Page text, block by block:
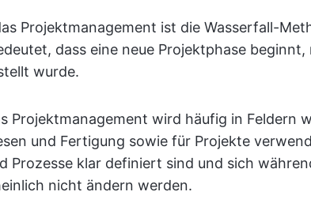
Projektmanagement ist die Wasserfall-
dass eine neue Projektphase beginnt,
wurde.
Projektmanagement wird häufig in Feldern
und Fertigung sowie für Projekte
Prozesse klar definiert sind und sich
nicht ändern werden.